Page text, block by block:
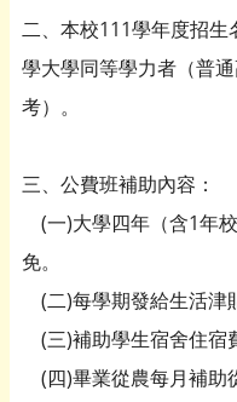
二、本校111學年度招生
學大學同等學力者（普
考）。
三、公費班補助內容：
(一)大學四年（含1年
免。
(二)每學期發給生活津
(三)補助學生宿舍住宿
(四)畢業從農每月補助